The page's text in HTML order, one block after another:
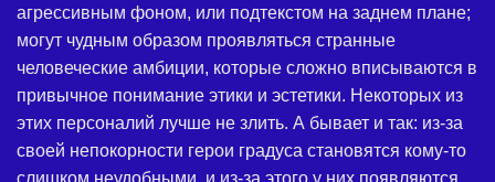
агрессивным фоном, или подтекстом на заднем плане;
могут чудным образом проявляться странные
человеческие амбиции, которые сложно вписываются в
привычное понимание этики и эстетики. Некоторых из
этих персоналий лучше не злить. А бывает и так: из-за
своей непокорности герои градуса становятся кому-то
слишком неудобными, и из-за этого у них появляются